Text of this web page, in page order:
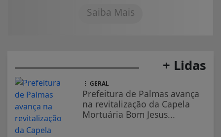
Saiba Mais
+ Lidas
GERAL
Prefeitura de Palmas avança
na revitalização da Capela
Mortuária Bom Jesus...